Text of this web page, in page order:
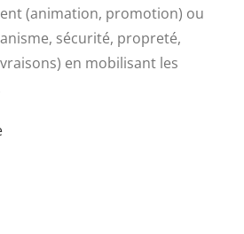
(animation, promotion) ou
sécurité, propreté,
en mobilisant les